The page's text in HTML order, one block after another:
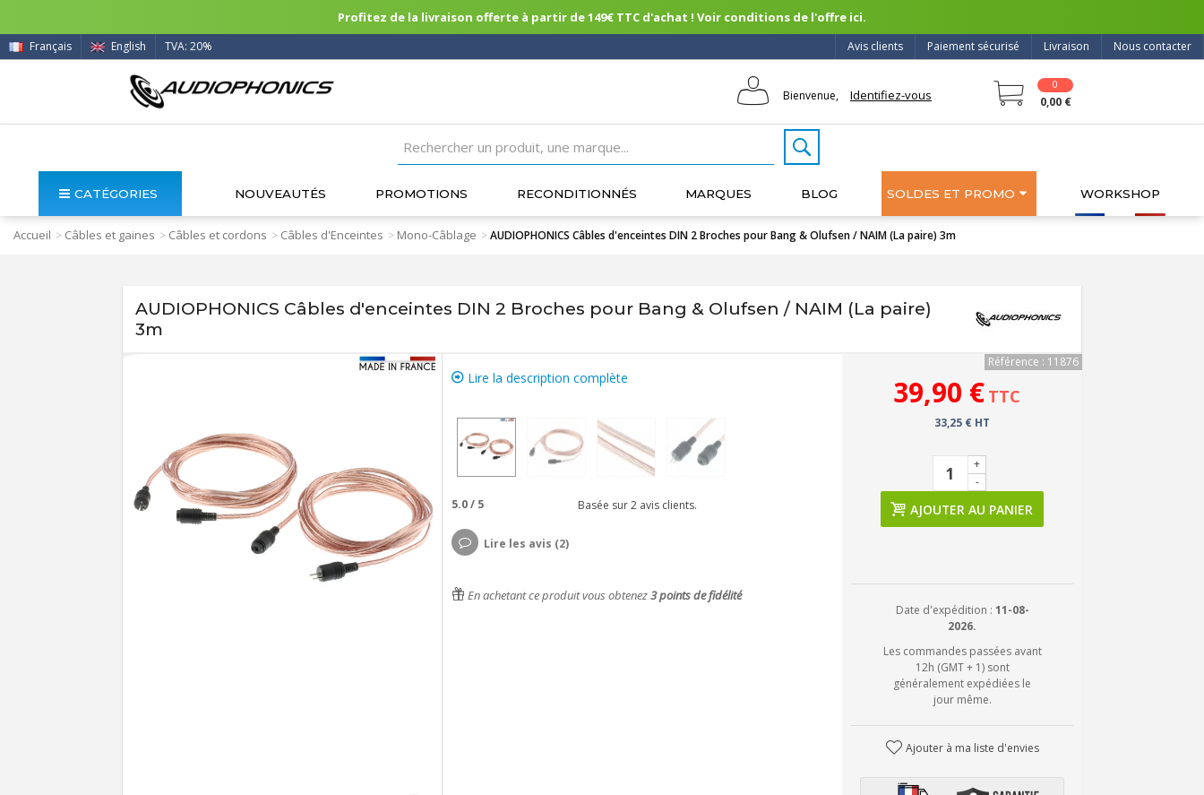
Profitez de la livraison offerte à partir de 149€ TTC d'achat ! Voir conditions de l'offre ici.
Nous contacter
Livraison
Paiement sécurisé
Avis clients
Français English TVA: 20%
Bienvenue, Identifiez-vous
0
0,00 €
CATÉGORIES NOUVEAUTÉS PROMOTIONS RECONDITIONNÉS MARQUES BLOG SOLDES ET PROMO WORKSHOP
Accueil > Câbles et gaines > Câbles et cordons > Câbles d'Enceintes > Mono-Câblage >AUDIOPHONICS Câbles d'enceintes DIN 2 Broches pour Bang & Olufsen / NAIM (La paire) 3m
AUDIOPHONICS Câbles d'enceintes DIN 2 Broches pour Bang & Olufsen / NAIM (La paire)
3m
Lire la description complète
5.0/ 5 Basée sur2avis clients.
Lire les avis (2)
En achetant ce produit vous obtenez3points de fidélité
Référence : 11876
39,90 € TTC
33,25 € HT
-
+
AJOUTER AU PANIER
Date d'expédition : 11-08-
2026.
Les commandes passées avant
12h (GMT + 1) sont
généralement expédiées le
jour même.
Ajouter à ma liste d'envies